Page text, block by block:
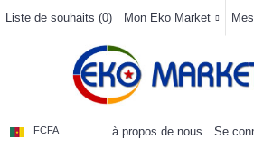
Liste de souhaits (0) Mon Eko Market
FCFA à propos de nous Se